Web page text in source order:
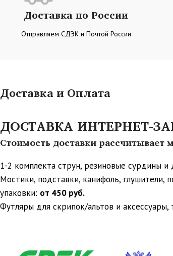
Доставка по России
Отправляем СДЭК и Почтой России
Доставка и Оплата
ДОСТАВКА ИНТЕРНЕТ-
Стоимость доставки рассчитывает
1-2 комплекта струн, резиновые сурдины
Мостики, подставки, канифоль,
упаковки: от 450 руб.
Футляры для скрипок/альтов и